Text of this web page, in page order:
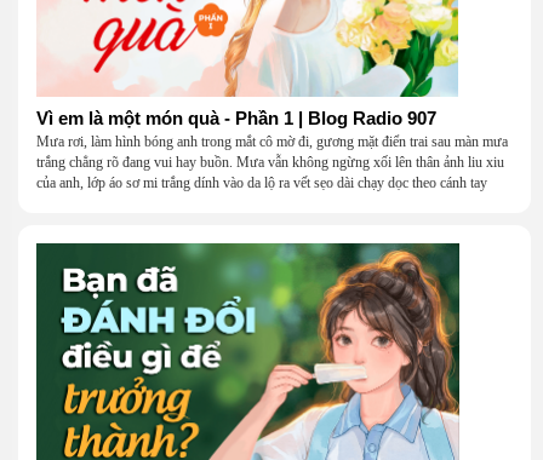
Vì em là một món quà - Phần 1 | Blog Radio 907
Mưa rơi, làm hình bóng anh trong mắt cô mờ đi, gương mặt điển trai sau màn mưa
trắng chẳng rõ đang vui hay buồn. Mưa vẫn không ngừng xối lên thân ảnh liu xiu
của anh, lớp áo sơ mi trắng dính vào da lộ ra vết sẹo dài chạy dọc theo cánh tay